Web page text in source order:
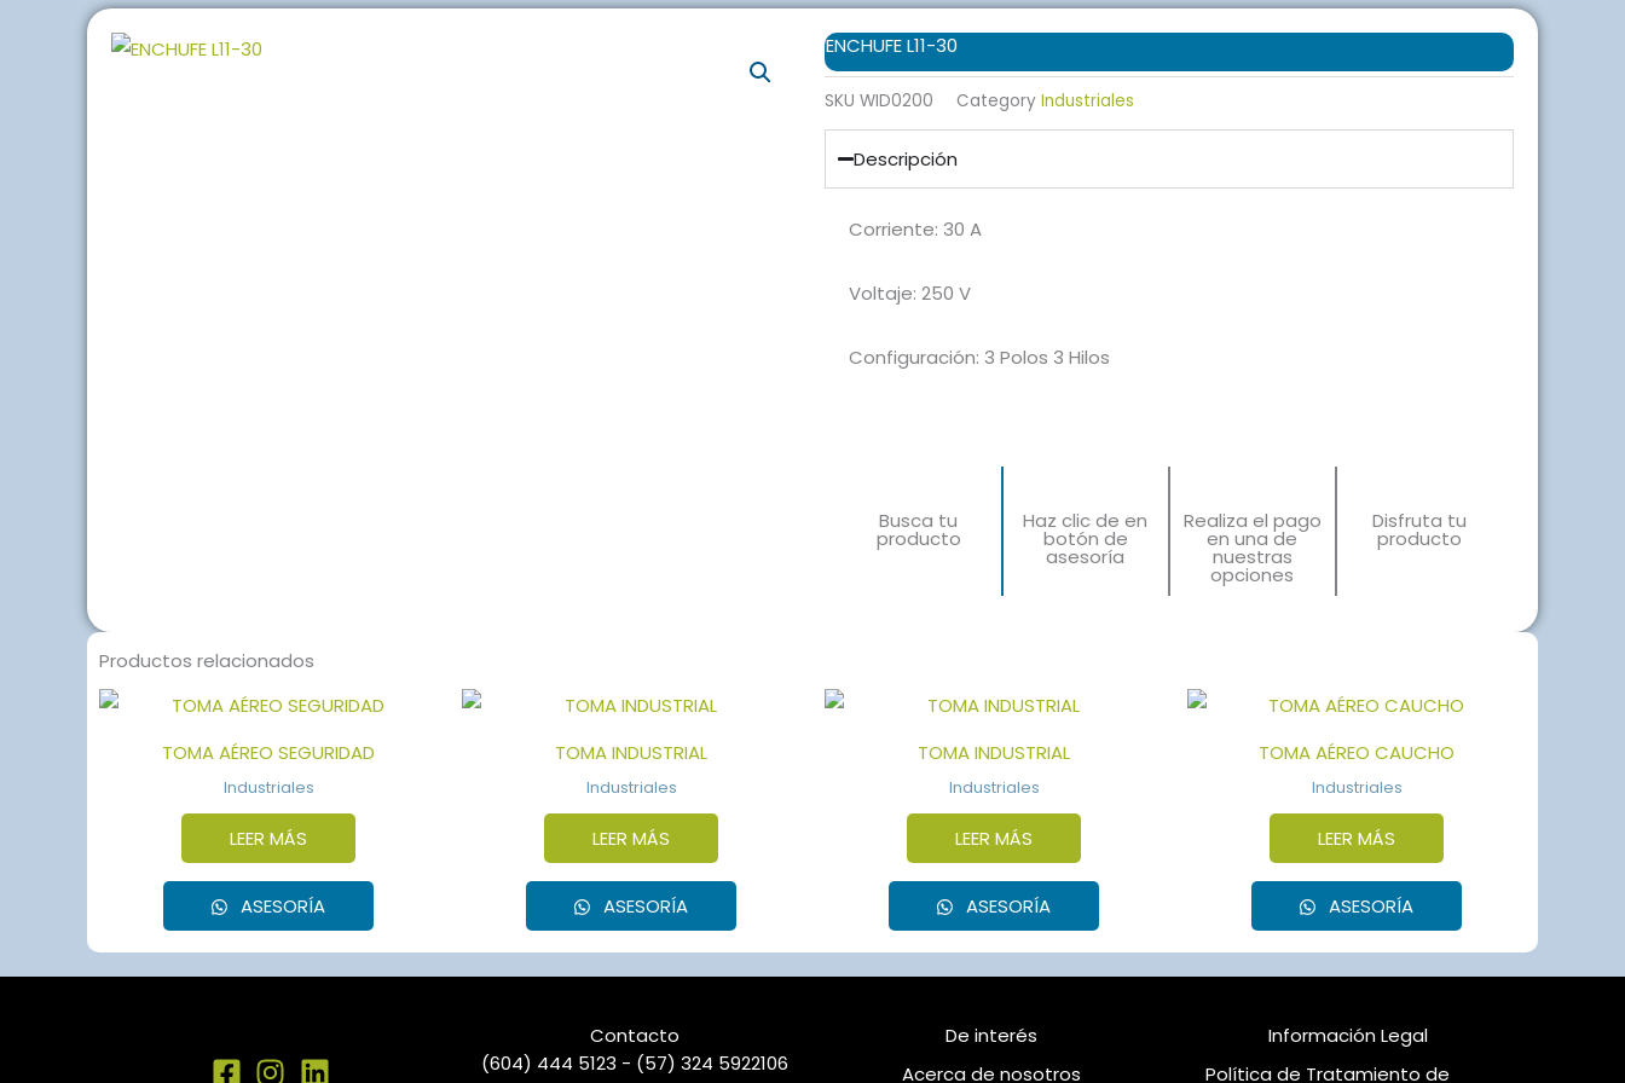
ENCHUFE L11-30
SKU WID0200 Category Industriales
Descripción
Corriente: 30 A
Voltaje: 250 V
Configuración: 3 Polos 3 Hilos
Busca tu
producto
Haz clic de en
botón de
asesoría
Realiza el pago
en una de
nuestras
opciones
Disfruta tu
producto
Productos relacionados
TOMA AÉREO SEGURIDAD
Industriales
LEER MÁS
ASESORÍA
TOMA INDUSTRIAL
Industriales
LEER MÁS
ASESORÍA
TOMA INDUSTRIAL
Industriales
LEER MÁS
ASESORÍA
TOMA AÉREO CAUCHO
Industriales
LEER MÁS
ASESORÍA
Contacto
(604) 444 5123 - (57) 324 5922106
De interés
Acerca de nosotros
Información Legal
Política de Tratamiento de